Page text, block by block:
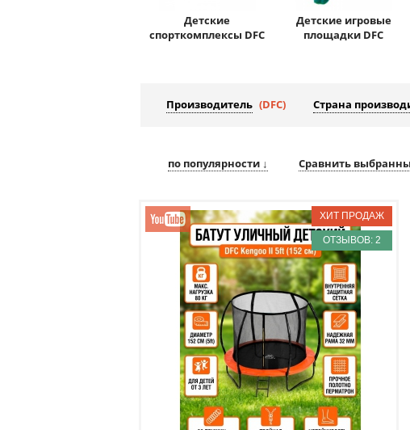
Детские
спорткомплексы DFC
Детские игровые
площадки DFC
Производитель (DFC) Страна
по популярности ↓ Сравнить
ОТЗЫВОВ: 2